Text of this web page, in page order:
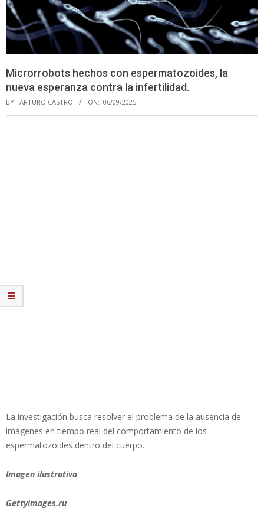
Microrrobots hechos con espermatozoides, la
nueva esperanza contra la infertilidad.
BY: ARTURO CASTRO ON: 06/09/2025
La investigación busca resolver el problema de la ausencia de
imágenes en tiempo real del comportamiento de los
espermatozoides dentro del cuerpo.
Imagen ilustrativa
Gettyimages.ru